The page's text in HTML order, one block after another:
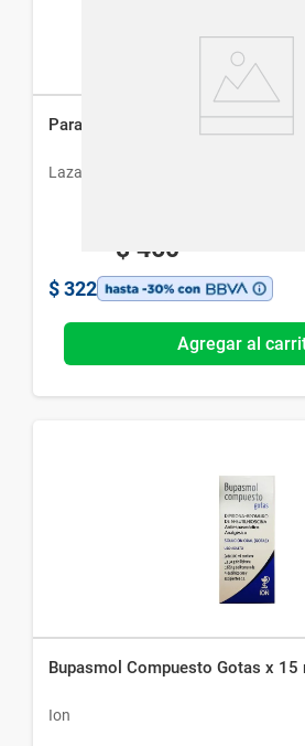
Paratropina Forte Gotas x 20 ml
Lazar
$ 460
$ 322
Agregar al
Bupasmol Compuesto Gotas x 15
Ion